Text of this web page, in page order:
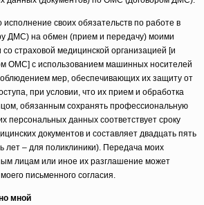
своих обязательств по работе в
ДМС) на обмен (прием и передачу) моими
страховой медицинской организацией [и
ОМС] с использованием машинных носителей
мер, обеспечивающих их защиту от
при условии, что их прием и обработка
обязанным сохранять профессиональную
персональных данных соответствует сроку
документов и составляет двадцать пять
лет – для поликлиники). Передача моих
лицам или иное их разглашение может
письменного согласия.
мной